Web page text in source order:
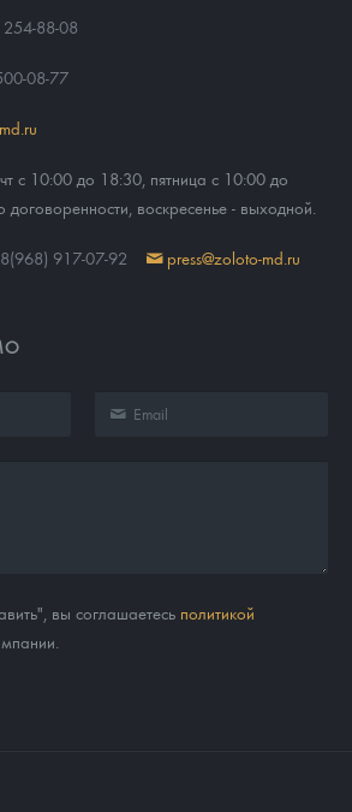
88-08
08-77
с 10:00 до 18:30, пятница с 10:00 до
договоренности, воскресенье - выходной.
8(968) 917-07-92 press@zoloto-md.ru
вы соглашаетесь политикой